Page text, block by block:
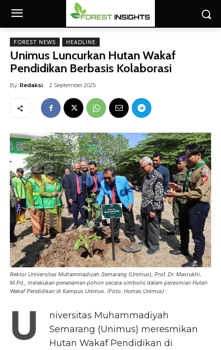
FOREST NEWS HEADLINE
Unimus Luncurkan Hutan Wakaf
Pendidikan Berbasis Kolaborasi
By Redaksi 2 September 2025
Rektor Universitas Muhammadiyah Semarang (Unimus), Prof. Dr. Masrukhi,
M.Pd., melakukan penanaman pohon secara simbolis dalam peresmian Hutan
Wakaf Pendidikan di Kampus Unimus. (Foto: Humas Unimus)
U
niversitas Muhammadiyah
Semarang (Unimus) meresmikan
Hutan Wakaf Pendidikan di